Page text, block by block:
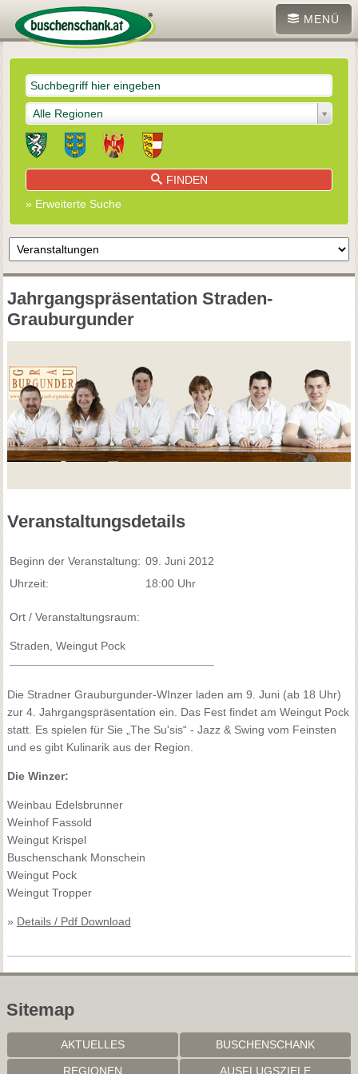
MENÜ
Alle Regionen
FINDEN
» Erweiterte Suche
Jahrgangspräsentation Straden-
Grauburgunder
Veranstaltungsdetails
Beginn der Veranstaltung: 09. Juni 2012
Uhrzeit:
18:00 Uhr
Ort / Veranstaltungsraum:
Straden, Weingut Pock
Die Stradner Grauburgunder-WInzer laden am 9. Juni (ab 18 Uhr)
zur 4. Jahrgangspräsentation ein. Das Fest findet am Weingut Pock
statt. Es spielen für Sie „The Su'sis“ - Jazz & Swing vom Feinsten
und es gibt Kulinarik aus der Region.
Die Winzer:
Weinbau Edelsbrunner
Weinhof Fassold
Weingut Krispel
Buschenschank Monschein
Weingut Pock
Weingut Tropper
» Details / Pdf Download
Sitemap
AKTUELLES BUSCHENSCHANK
REGIONEN AUSFLUGSZIELE